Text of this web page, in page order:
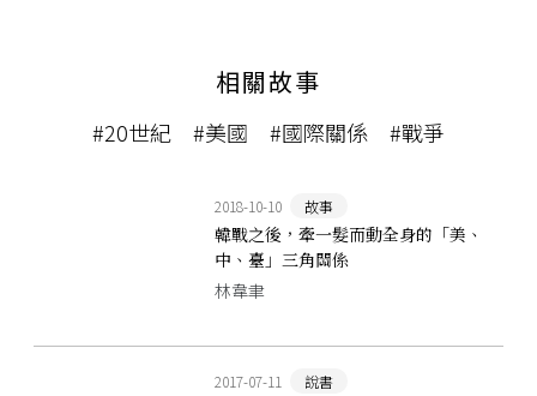
相關故事
#20世紀 #美國 #國際關係 #戰爭
2018-10-10 故事
韓戰之後，牽一髮而動全身的「美、
中、臺」三角關係
林韋聿
2017-07-11 說書